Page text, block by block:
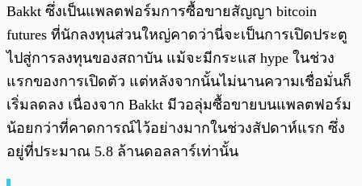
Bakkt ซึ่งเป็นแพลตฟอร์มการซื้อขายสัญญา bitcoin
futures ที่นักลงทุนส่วนใหญ่คาดว่านี่จะเป็นการเปิดประตู
ไปสู่การลงทุนของสถาบัน แม้จะมีกระแส hype ในช่วง
แรกของการเปิดตัว แต่หลังจากนั้นไม่นานความเชื่อมั่นก็
เริ่มลดลง เนื่องจาก Bakkt มีวอลุ่มซื้อขายบนแพลตฟอร์ม
น้อยกว่าที่คาดการณ์ไว้อย่างมากในช่วงสัปดาห์แรก ซึ่ง
อยู่ที่ประมาณ 5.8 ล้านดอลลาร์เท่านั้น